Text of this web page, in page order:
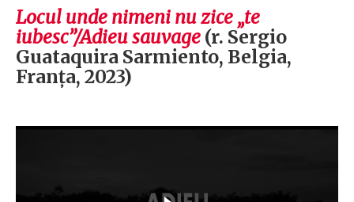
Locul unde nimeni nu zice „te
iubesc”/Adieu sauvage (r. Sergio
Guataquira Sarmiento, Belgia,
Franța, 2023)